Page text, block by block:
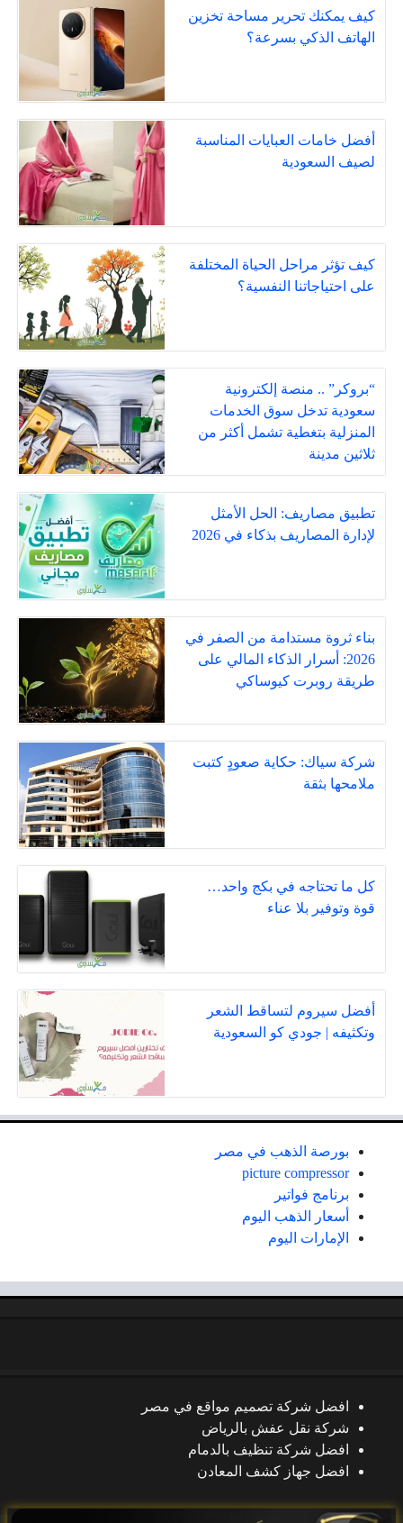
كيف يمكنك تحرير مساحة تخزين
الهاتف الذكي بسرعة؟
أفضل خامات العبايات المناسبة
لصيف السعودية
كيف تؤثر مراحل الحياة المختلفة
على احتياجاتنا النفسية؟
“بروكر” .. منصة إلكترونية
سعودية تدخل سوق الخدمات
المنزلية بتغطية تشمل أكثر من
ثلاثين مدينة
تطبيق مصاريف: الحل الأمثل
لإدارة المصاريف بذكاء في 2026
بناء ثروة مستدامة من الصفر في
2026: أسرار الذكاء المالي على
طريقة روبرت كيوساكي
شركة سياك: حكاية صعودٍ كتبت
ملامحها بثقة
كل ما تحتاجه في بكج واحد…
قوة وتوفير بلا عناء
أفضل سيروم لتساقط الشعر
وتكثيفه | جودي كو السعودية
بورصة الذهب في مصر
picture compressor
برنامج فواتير
أسعار الذهب اليوم
الإمارات اليوم
افضل شركة تصميم مواقع في مصر
شركة نقل عفش بالرياض
افضل شركة تنظيف بالدمام
افضل جهاز كشف المعادن